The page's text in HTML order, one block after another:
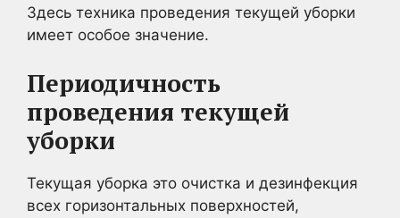
Здесь техника проведения текущей уборки
имеет особое значение.
Периодичность
проведения текущей
уборки
Текущая уборка это очистка и дезинфекция
всех горизонтальных поверхностей,